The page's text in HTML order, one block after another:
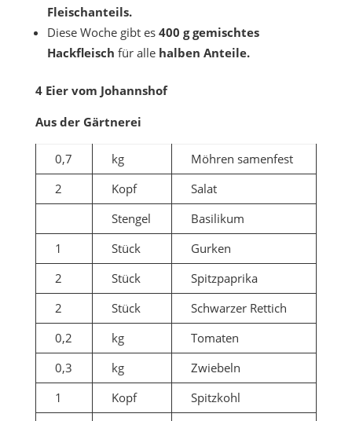
Fleischanteils.
Diese Woche gibt es 400 g gemischtes
Hackfleisch für alle halben Anteile.
4 Eier vom Johannshof
Aus der Gärtnerei
0,7 kg
Möhren samenfest
2
Kopf
Salat
Stengel
Basilikum
1
Stück
Gurken
2
Stück
Spitzpaprika
2
Stück
Schwarzer Rettich
0,2
kg
Tomaten
0,3
kg
Zwiebeln
1
Kopf
Spitzkohl